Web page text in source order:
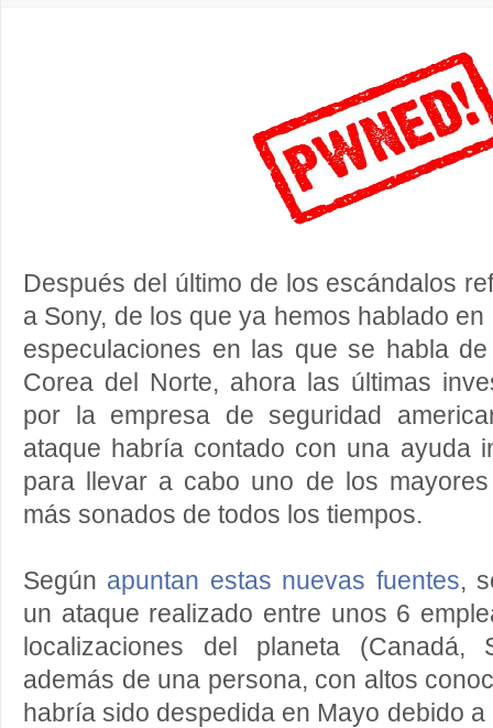
Después del último de los escándalos
a Sony, de los que ya hemos hablado
especulaciones en las que se habla
Corea del Norte, ahora las últimas
por la empresa de seguridad
ataque habría contado con una ayuda
para llevar a cabo uno de los
más sonados de todos los tiempos.
Según apuntan estas nuevas fuentes,
un ataque realizado entre unos 6
localizaciones del planeta (Canadá,
además de una persona, con altos
habría sido despedida en Mayo debido